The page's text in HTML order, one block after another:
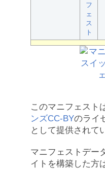
フ
ェ
ス
ト
このマニフェスト
ンズCC-BYのライ
として提供されて
マニフェストデー
イトを構築した方